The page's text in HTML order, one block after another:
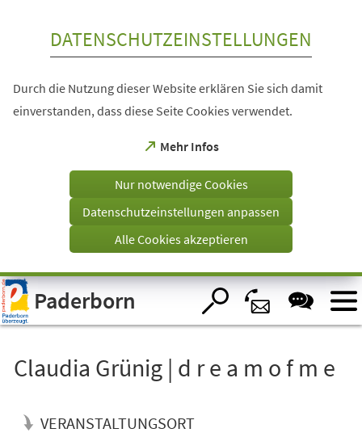
Visuelle
Assistenzsoftware
öffnen.
DATENSCHUTZEINSTELLUNGEN
Durch die Nutzung dieser Website erklären Sie sich damit
einverstanden, dass diese Seite Cookies verwendet.
Mehr Infos
(Öffnet
einem
Tab)
Nur notwendige Cookies
Datenschutzeinstellungen anpassen
Alle Cookies akzeptieren
Paderborn
Claudia Grünig | d r e a m o f m e
VERANSTALTUNGSORT